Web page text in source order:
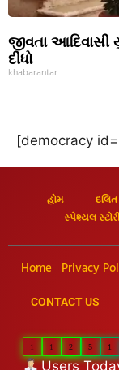
જીવતા
દીધો
khabarantar
[democracy
હોમ દલિત
સ્પેશ્યલ સ્ટોરી
Home Privacy
CONTACT US
1 1 2 5 1
Users